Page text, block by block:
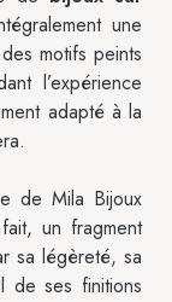
une
motifs peints
l’expérience
adapté à la
de Mila Bijoux
un fragment
sa légèreté, sa
de ses finitions